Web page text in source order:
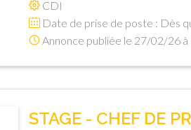
CDI
Date de prise de poste : Dès
Annonce publiée le 27/02/26 à
STAGE - CHEF DE